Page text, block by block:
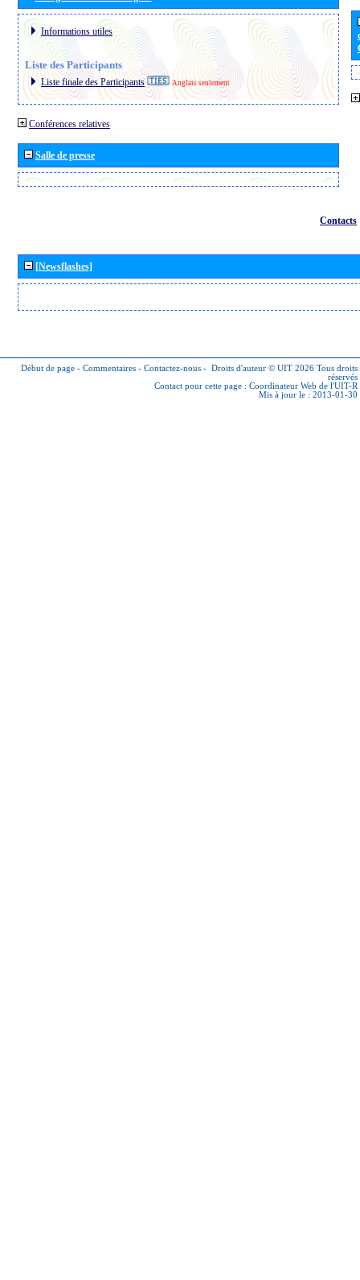
Informations utiles
Liste des Participants
Liste finale des Participants Anglais seulement
Conférences relatives
Salle de presse
Contacts
[Newsflashes]
Début de page - Commentaires - Contactez-nous - Droits d'auteur © UIT 2026 Tous droits
réservés
Contact pour cette page : Coordinateur Web de l'UIT-R
Mis à jour le : 2013-01-30